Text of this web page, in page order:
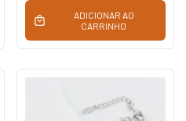
ADICIONAR AO
CARRINHO